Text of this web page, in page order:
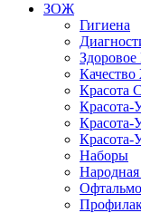
ЗОЖ
Гигиена
Красота
Красота-
Красота-
Красота-
Наборы